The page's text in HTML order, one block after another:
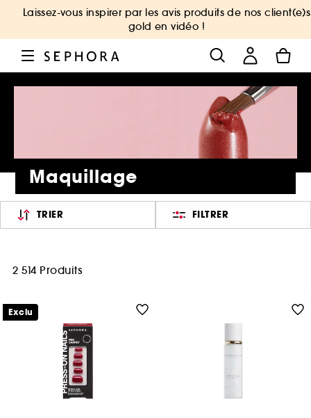
Laissez-vous inspirer par les avis produits de nos client(e)s
gold en vidéo !
Maquillage
TRIER FILTRER
2 514 Produits
Exclu